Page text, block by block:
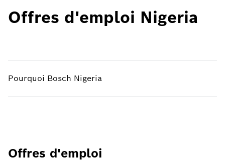
Offres d'emploi Nigeria
Pourquoi Bosch Nigeria
Offres d'emploi